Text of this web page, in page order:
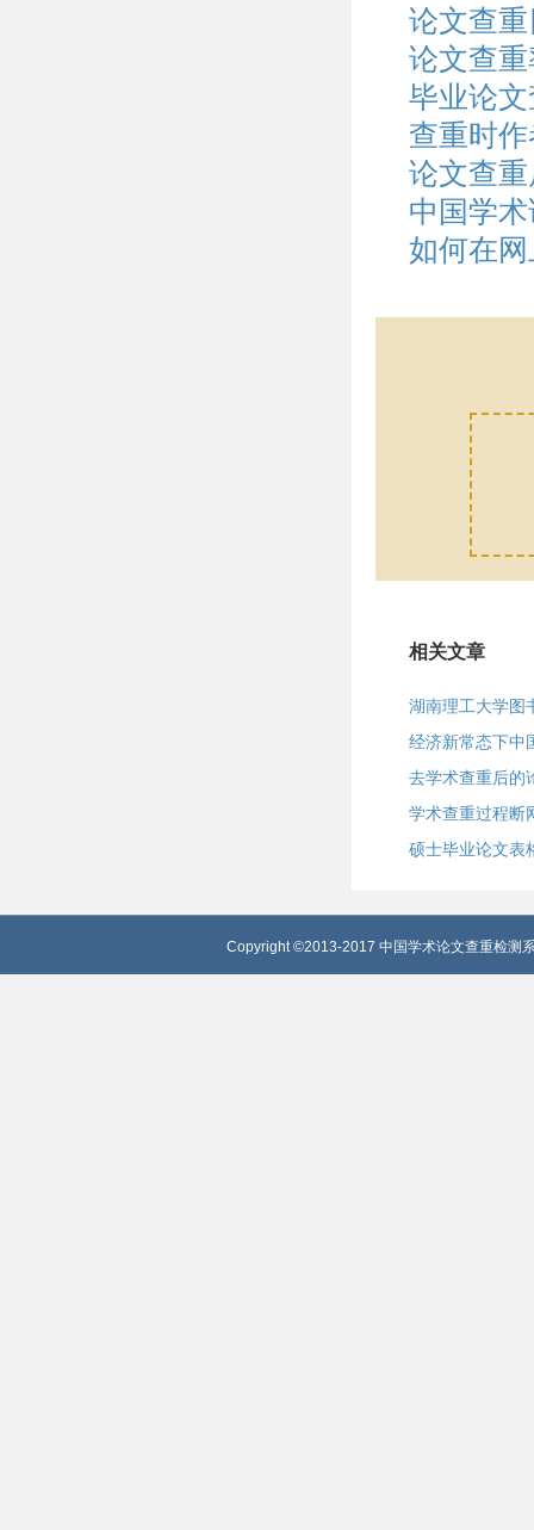
论文查
论文查
毕业论
查重时
论文查
中国学
如何在
相关文章
湖南理工大学图
经济新常态下中
去学术查重后的
学术查重过程断
硕士毕业论文表
Copyright ©2013-2017 中国学术论文查重检